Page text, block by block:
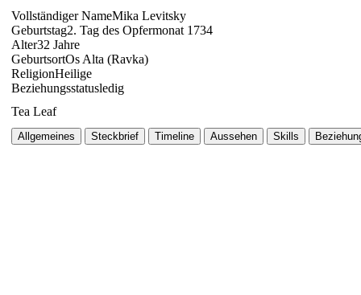
Vollständiger NameMika Levitsky
Geburtstag2. Tag des Opfermonat 1734
Alter32 Jahre
GeburtsortOs Alta (Ravka)
ReligionHeilige
Beziehungsstatusledig
Tea Leaf
Allgemeines Steckbrief Timeline Aussehen Skills